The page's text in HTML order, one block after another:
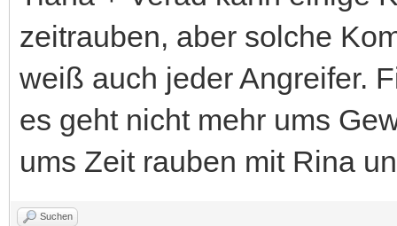
zeitrauben, aber solche
weiß auch jeder Angreifer.
es geht nicht mehr ums
ums Zeit rauben mit Rina
Suchen